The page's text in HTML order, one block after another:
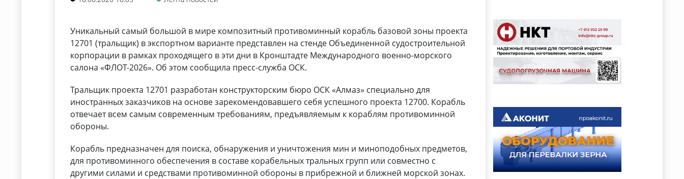
Уникальный самый большой в мире композитный противоминный корабль базовой зоны проекта
12701 (тральщик) в экспортном варианте представлен на стенде Объединенной судостроительной
корпорации в рамках проходящего в эти дни в Кронштадте Международного военно-морского
салона «ФЛОТ-2026». Об этом сообщила пресс-служба ОСК.
Тральщик проекта 12701 разработан конструкторским бюро ОСК «Алмаз» специально для
иностранных заказчиков на основе зарекомендовавшего себя успешного проекта 12700. Корабль
отвечает всем самым современным требованиям, предъявляемым к кораблям противоминной
обороны.
Корабль предназначен для поиска, обнаружения и уничтожения мин и миноподобных предметов,
для противоминного обеспечения в составе корабельных тральных групп или совместно с
другими силами и средствами противоминной обороны в прибрежной и ближней морской зонах.